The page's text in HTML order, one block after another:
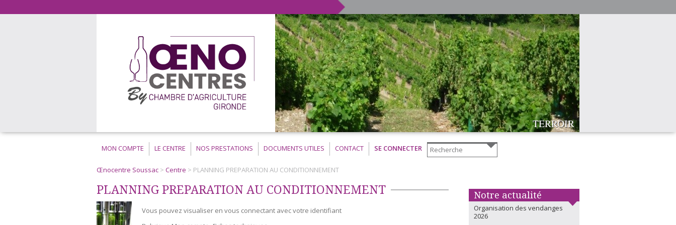
COMPETITIVITE
TERROIR
ADAPTABILITE
FIABILITE
PROXIMITE
DIVERSITE
DISPONIBILITE
REACTIVITE
ORIGINALITE
MON COMPTE LE CENTRE NOS PRESTATIONS DOCUMENTS UTILES CONTACT SE CONNECTER
Œnocentre Soussac > Centre > PLANNING PREPARATION AU CONDITIONNEMENT
PLANNING PREPARATION AU CONDITIONNEMENT
Vous pouvez visualiser en vous connectant avec votre identifiant
Notre actualité
Organisation des vendanges
2026